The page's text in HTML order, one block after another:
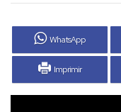
WhatsApp
Imprimir